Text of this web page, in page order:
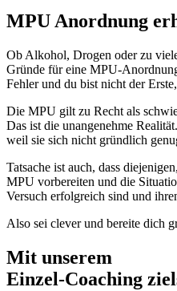
MPU Anordnung
Ob Alkohol, Drogen oder zu
Gründe für eine MPU-
Fehler und du bist nicht der
Die MPU gilt zu Recht als
Das ist die unangenehme
weil sie sich nicht gründlich
Tatsache ist auch, dass
MPU vorbereiten und die
Versuch erfolgreich sind und
Also sei clever und bereite dich
Mit unserem
Einzel-Coaching